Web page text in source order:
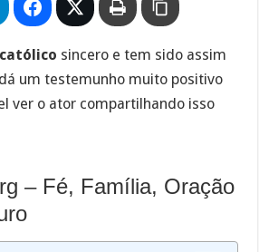
sincero e tem sido assim
um testemunho muito positivo
ver o ator compartilhando isso
– Fé, Família, Oração